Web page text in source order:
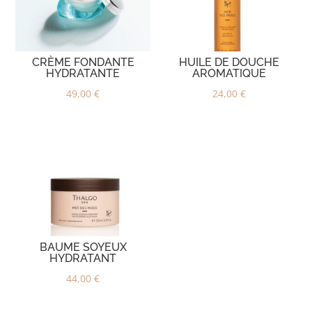
CRÈME FONDANTE
HYDRATANTE
49,00€
HUILE DE DOUCHE
AROMATIQUE
24,00 €
BAUME SOYEUX
HYDRATANT
44,00€